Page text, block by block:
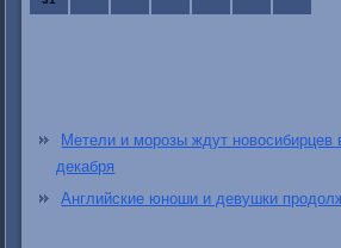
Метели и морозы ждут новосибирцев
декабря
Английские юноши и девушки